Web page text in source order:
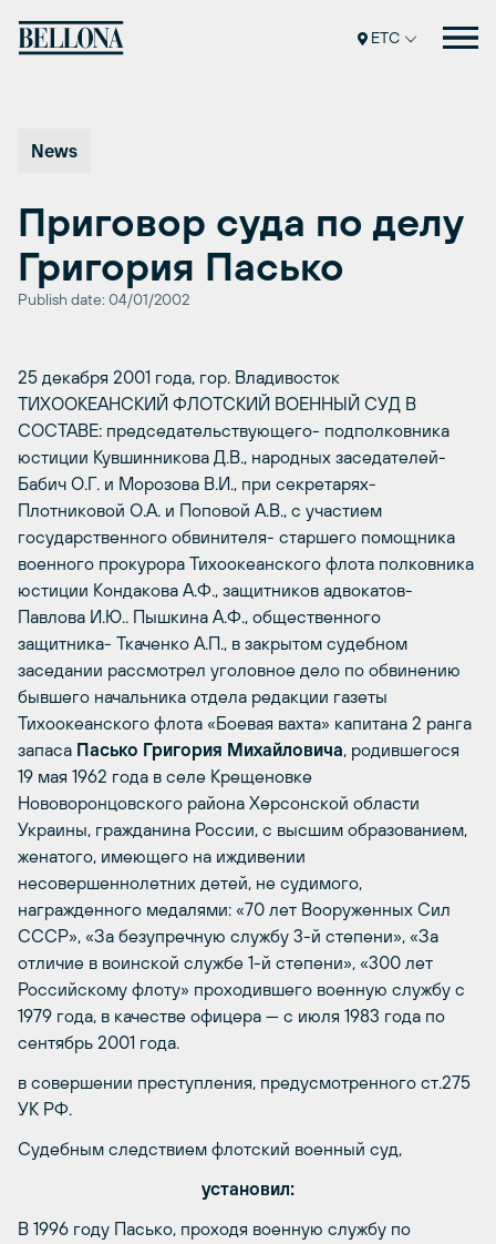
ETC
News
Приговор суда по делу
Григория Пасько
Publish date: 04/01/2002
25 декабря 2001 года, гор. Владивосток
ТИХООКЕАНСКИЙ ФЛОТСКИЙ ВОЕННЫЙ СУД В
СОСТАВЕ: председательствующего- подполковника
юстиции Кувшинникова Д.В., народных заседателей-
Бабич О.Г. и Морозова В.И., при секретарях-
Плотниковой О.А. и Поповой А.В., с участием
государственного обвинителя- старшего помощника
военного прокурора Тихоокеанского флота полковника
юстиции Кондакова А.Ф., защитников адвокатов-
Павлова И.Ю.. Пышкина А.Ф., общественного
защитника- Ткаченко А.П., в закрытом судебном
заседании рассмотрел уголовное дело по обвинению
бывшего начальника отдела редакции газеты
Тихоокеанского флота «Боевая вахта» капитана 2 ранга
запаса Пасько Григория Михайловича, родившегося
19 мая 1962 года в селе Крещеновке
Нововоронцовского района Херсонской области
Украины, гражданина России, с высшим образованием,
женатого, имеющего на иждивении
несовершеннолетних детей, не судимого,
награжденного медалями: «70 лет Вооруженных Сил
СССР», «За безупречную службу 3-й степени», «За
отличие в воинской службе 1-й степени», «300 лет
Российскому флоту» проходившего военную службу с
1979 года, в качестве офицера — с июля 1983 года по
сентябрь 2001 года.
в совершении преступления, предусмотренного ст.275
УК РФ.
Судебным следствием флотский военный суд,
установил:
В 1996 году Пасько, проходя военную службу по